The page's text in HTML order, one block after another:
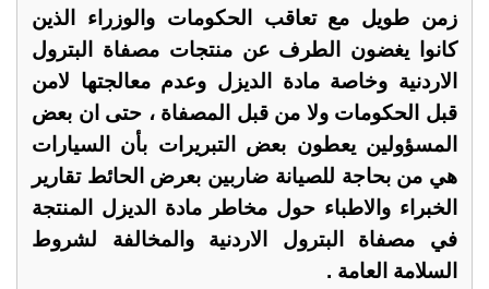
زمن طويل مع تعاقب الحكومات والوزراء الذين
كانوا يغضون الطرف عن منتجات مصفاة البترول
الاردنية وخاصة مادة الديزل وعدم معالجتها لامن
قبل الحكومات ولا من قبل المصفاة ، حتى ان بعض
المسؤولين يعطون بعض التبريرات بأن السيارات
هي من بحاجة للصيانة ضاربين بعرض الحائط تقارير
الخبراء والاطباء حول مخاطر مادة الديزل المنتجة
في مصفاة البترول الاردنية والمخالفة لشروط
السلامة العامة .